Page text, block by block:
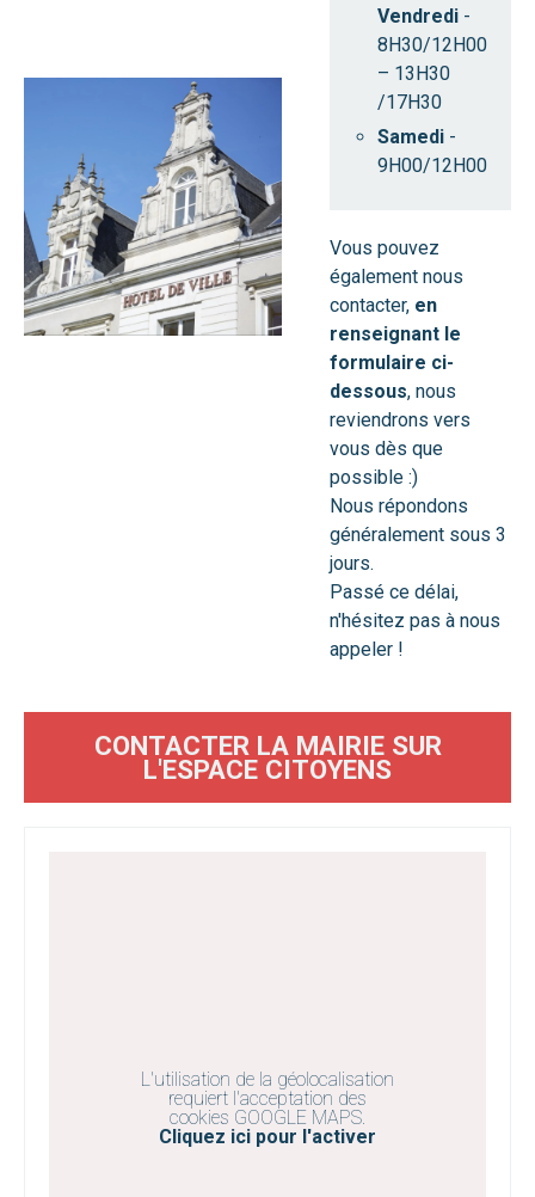
Vendredi -
8H30/12H00
– 13H30
/17H30
Samedi -
9H00/12H00
Vous pouvez
également nous
contacter, en
renseignant le
formulaire ci-
dessous, nous
reviendrons vers
vous dès que
possible :)
Nous répondons
généralement sous 3
jours.
Passé ce délai,
n'hésitez pas à nous
appeler !
CONTACTER LA MAIRIESUR
L'ESPACE CITOYENS
L'utilisation de la géolocalisation
requiert l'acceptation des
cookies GOOGLE MAPS.
Cliquez ici pour l'activer